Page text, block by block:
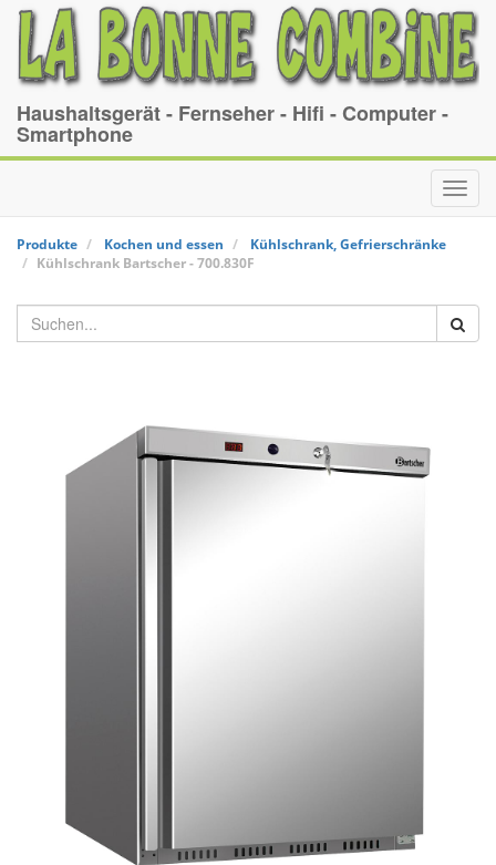
Haushaltsgerät - Fernseher - Hifi - Computer -
Smartphone
Produkte Kochen und essen
Kühlschrank, Gefrierschränke
Kühlschrank Bartscher-700.830F